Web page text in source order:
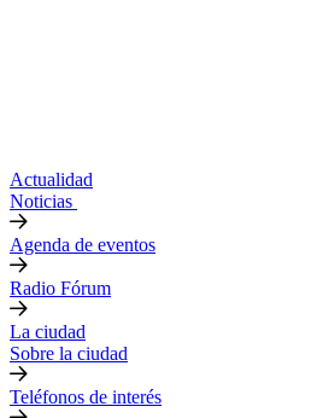
Actualidad
Noticias
Agenda de eventos
Radio Fórum
La ciudad
Sobre la ciudad
Teléfonos de interés